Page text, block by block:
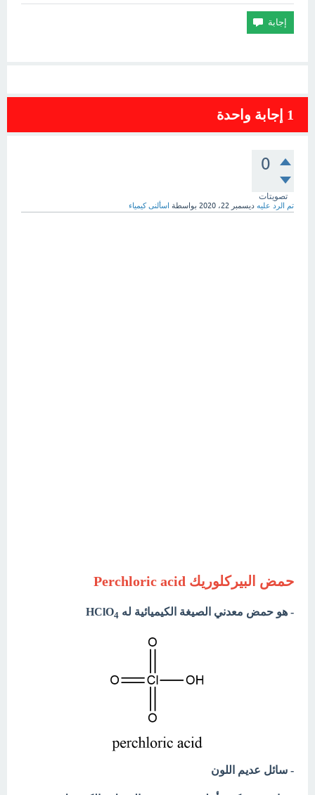
1 إجابة واحدة
0
تصويتات
تم الرد عليه ديسمبر 22، 2020 بواسطة اسألنى كيمياء
حمض البيركلوريك Perchloric acid
- هو حمض معدني الصيغة الكيميائية له HClO 4
- سائل عديم اللون